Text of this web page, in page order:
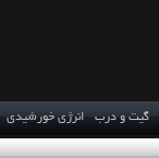
گیت و درب انرژی خورشیدی